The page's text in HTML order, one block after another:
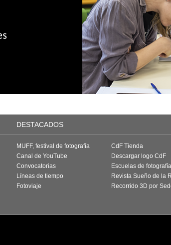
DESTACADOS
MUFF, festival de fotografía
Canal de YouTube
Convocatorias
Líneas de tiempo
Fotoviaje
CdF Tienda
Descargar logo CdF
Escuelas de fotografía
Revista Sueño de la
Recorrido 3D por